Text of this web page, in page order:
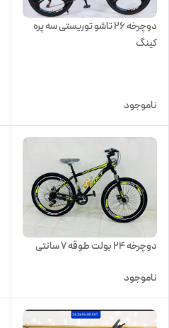
دوچرخه ۲۶ تاشو توریستی سه پره
کینگ
ناموجود
دوچرخه 24 بولت طوقه 7 سانتی
ناموجود